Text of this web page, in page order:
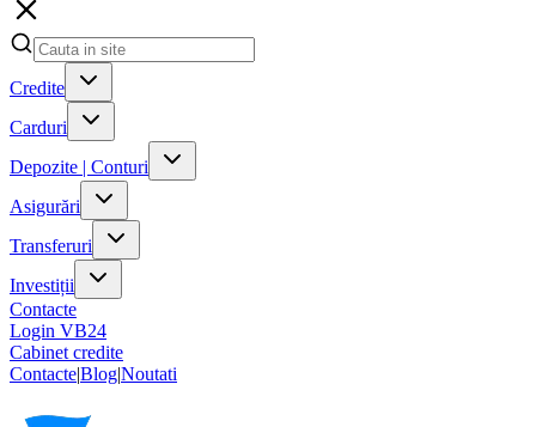
Credite
Carduri
Depozite | Conturi
Asigurări
Transferuri
Investiții
Contacte
Login VB24
Cabinet credite
Contacte|Blog|Noutati